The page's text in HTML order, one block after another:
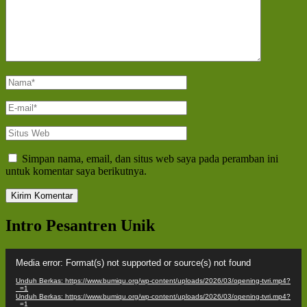
Nama*
E-
mail*
Situs
Web
Simpan nama, email, dan situs web saya pada peramban ini
untuk komentar saya berikutnya.
Intro Pesantren Unik
Video
Media error: Format(s) not supported or source(s) not found
Unduh Berkas: https://www.bumiqu.org/wp-content/uploads/2026/03/opening-tvri.mp4?
_=1
Unduh Berkas: https://www.bumiqu.org/wp-content/uploads/2026/03/opening-tvri.mp4?
_=1